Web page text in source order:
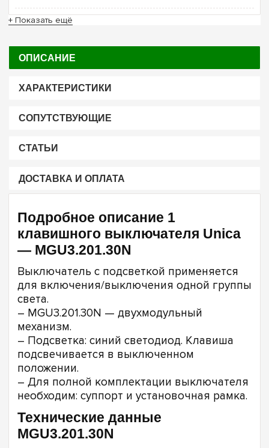
+ Показать ещё
ОПИСАНИЕ
ХАРАКТЕРИСТИКИ
СОПУТСТВУЮЩИЕ
СТАТЬИ
ДОСТАВКА И ОПЛАТА
Подробное описание 1
клавишного выключателя Unica
— MGU3.201.30N
Выключатель с подсветкой применяется
для включения/выключения одной группы
света.
– MGU3.201.30N — двухмодульный
механизм.
– Подсветка: синий светодиод. Клавиша
подсвечивается в выключенном
положении.
– Для полной комплектации выключателя
необходим: суппорт и установочная рамка.
Технические данные
MGU3.201.30N